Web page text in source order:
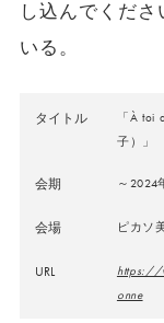
し込んでくだ
いる。
タイトル
「À toi
子）」
会期 ～2024
会場 ピカソ
URL
https://
onne